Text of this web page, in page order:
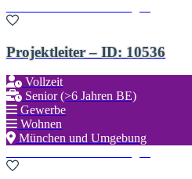
Projektleiter – ID: 10536
Vollzeit
Senior (>6 Jahren BE)
Gewerbe
Wohnen
München und Umgebung